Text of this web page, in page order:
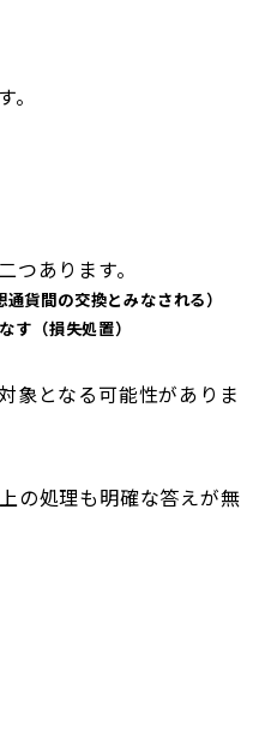
あります。
貨間の交換とみなされる）
す（損失処置）
象となる可能性がありま
の処理も明確な答えが無